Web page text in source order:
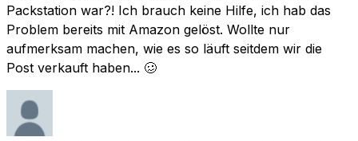
Packstation war?! Ich brauch keine Hilfe, ich hab das
Problem bereits mit Amazon gelöst. Wollte nur
aufmerksam machen, wie es so läuft seitdem wir die
Post verkauft haben... 🥴